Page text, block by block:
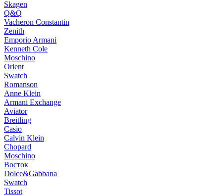
Skagen
Q&Q
Vacheron Constantin
Zenith
Emporio Armani
Kenneth Cole
Moschino
Orient
Swatch
Romanson
Anne Klein
Armani Exchange
Aviator
Breitling
Casio
Calvin Klein
Chopard
Moschino
Восток
Dolce&Gabbana
Swatch
Tissot